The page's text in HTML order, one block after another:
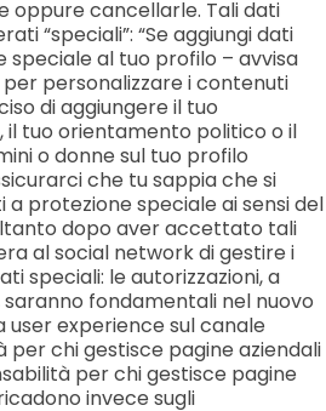
oppure cancellarle. Tali dati
“speciali”: “Se aggiungi dati
al tuo profilo – avvisa
personalizzare i contenuti
di aggiungere il tuo
tuo orientamento politico o il
o donne sul tuo profilo
che tu sappia che si
protezione speciale ai sensi del
dopo aver accettato tali
al social network di gestire i
speciali: le autorizzazioni, a
fondamentali nel nuovo
experience sul canale
per chi gestisce pagine aziendali
per chi gestisce pagine
invece sugli